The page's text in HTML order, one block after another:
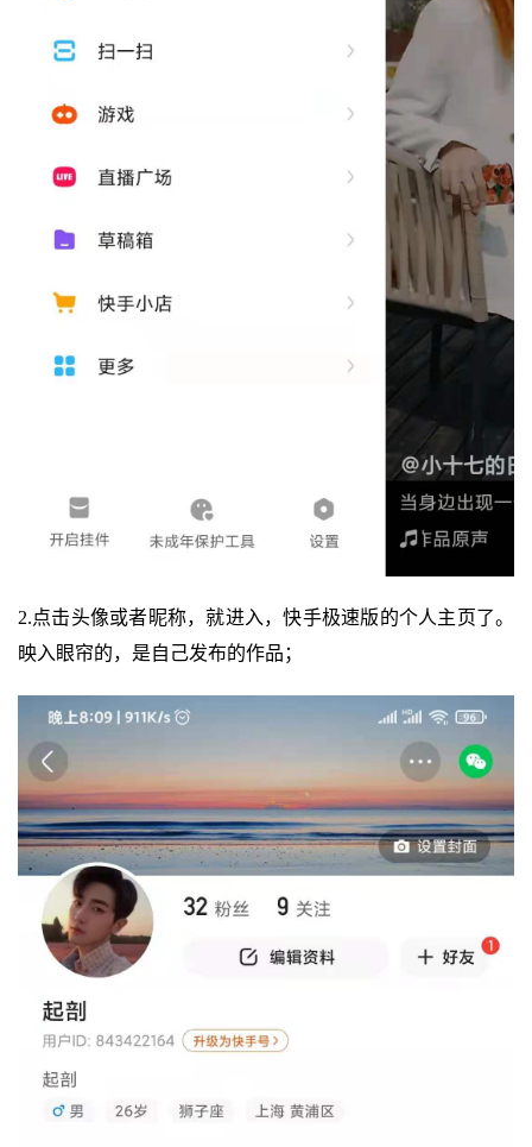
2.点击头像或者昵称，就进入，快手极速版的个人主页了。
映入眼帘的，是自己发布的作品；